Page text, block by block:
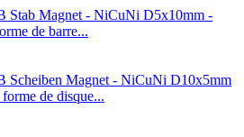
D5x10mm -
de barre...
D10x5mm
de disque...